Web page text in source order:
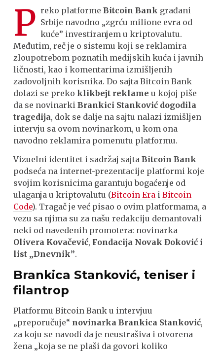
P reko platformeBitcoin Bank građani
Srbije navodno „zgrću milione evra od
kuće” investiranjem u kriptovalutu.
Međutim, reč je o sistemu koji se reklamira
zloupotrebom poznatih medijskih kuća i javnih
ličnosti, kao i komentarima izmišljenih
zadovoljnih korisnika. Do sajta Bitcoin Bank
dolazi se prekoklikbejt reklame u kojoj piše
da se novinarkiBrankici Stanković dogodila
tragedija, dok se dalje na sajtu nalazi izmišljen
intervju sa ovom novinarkom, u kom ona
navodno reklamira pomenutu platformu.
Vizuelni identitet i sadržaj sajtaBitcoin Bank
podseća na internet-prezentacije platformi koje
svojim korisnicima garantuju bogaćenje od
ulaganja u kriptovalutu (Bitcoin Era iBitcoin
Code). Tragač je već pisao o ovim platformama, a
vezu sa njima su za našu redakciju demantovali
neki od navedenih promotera: novinarka
Olivera Kovačević, Fondacija Novak Đoković i
list „Dnevnik”.
Brankica Stanković, teniser i
filantrop
Platformu Bitcoin Bank u intervjuu
„preporučuje“ novinarka Brankica Stanković,
za koju se navodi da je neustrašiva i otvorena
žena „koja se ne plaši da govori koliko